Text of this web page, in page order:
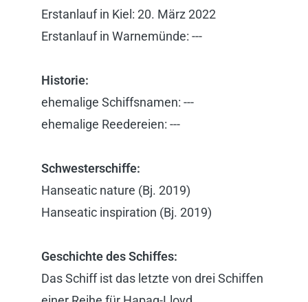
Erstanlauf in Kiel: 20. März 2022
Erstanlauf in Warnemünde: ---
Historie:
ehemalige Schiffsnamen: ---
ehemalige Reedereien: ---
Schwesterschiffe:
Hanseatic nature (Bj. 2019)
Hanseatic inspiration (Bj. 2019)
Geschichte des Schiffes:
Das Schiff ist das letzte von drei Schiffen